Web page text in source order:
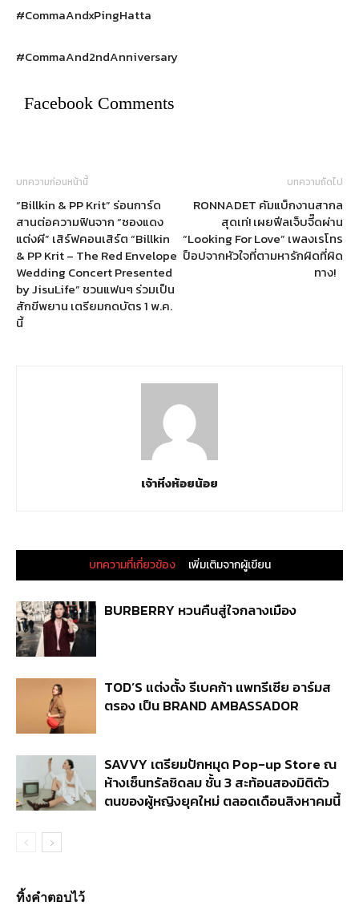
#CommaAndxPingHatta
#CommaAnd2ndAnniversary
Facebook Comments
บทความก่อนหน้านี้
“Billkin & PP Krit” ร่อนการ์ด
สานต่อความฟินจาก “ซองแดง
แต่งผี” เสิร์ฟคอนเสิร์ต “Billkin
& PP Krit – The Red Envelope
Wedding Concert Presented
by JisuLife” ชวนแฟนๆ ร่วมเป็น
สักขีพยาน เตรียมกดบัตร 1 พ.ค.
นี้
บทความถัดไป
RONNADET คัมแบ็กงานสากล
สุดเท่! เผยฟีลเจ็บจี๊ดผ่าน
“Looking For Love” เพลงเรโทร
ป็อปจากหัวใจที่ตามหารักผิดที่ผิด
ทาง!
เจ้าหิ่งห้อยน้อย
บทความที่เกี่ยวข้อง เพิ่มเติมจากผู้เขียน
BURBERRY หวนคืนสู่ใจกลางเมือง
TOD’S แต่งตั้ง รีเบคก้า แพทรีเซีย อาร์มส
ตรอง เป็น BRAND AMBASSADOR
SAVVY เตรียมปักหมุด Pop-up Store ณ
ห้างเซ็นทรัลชิดลม ชั้น 3 สะท้อนสองมิติตัว
ตนของผู้หญิงยุคใหม่ ตลอดเดือนสิงหาคมนี้
ทิ้งคำตอบไว้